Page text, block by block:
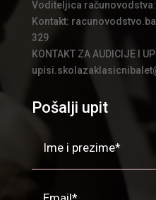
Voditeljica
Kontakt:
329
KONTAKT ZA AUDICIJE I
Pošalji upit